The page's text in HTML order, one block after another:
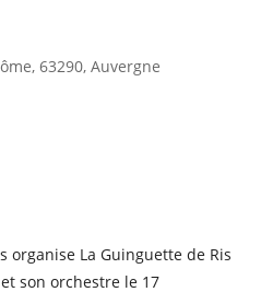
63290, Auvergne
organise La Guinguette de Ris
son orchestre le 17